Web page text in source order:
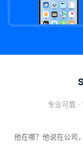
专业可靠 ·
他在哪？他说在公司